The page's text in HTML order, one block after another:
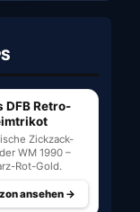
DFB Retro-
Zickzack-
WM 1990 –
Rot-Gold.
ansehen →